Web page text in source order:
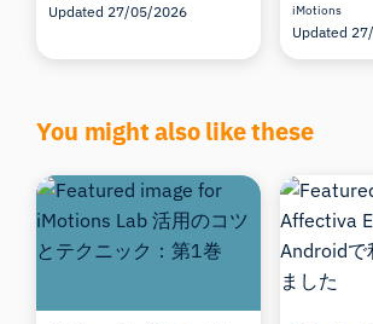
Updated 27/05/2026 iMotions
Updated
You might also like these